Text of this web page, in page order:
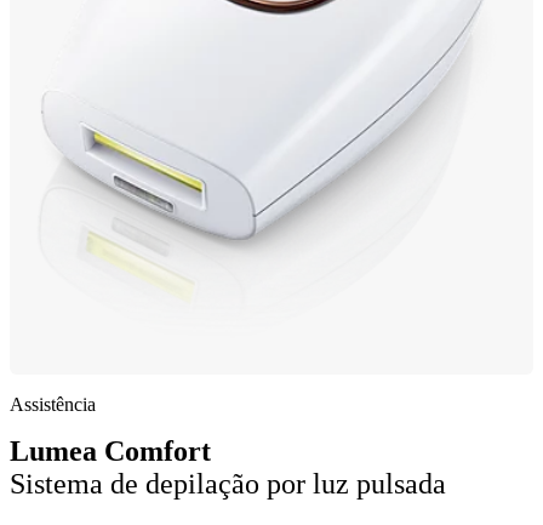
Assistência
Lumea Comfort
Sistema de depilação por luz pulsada